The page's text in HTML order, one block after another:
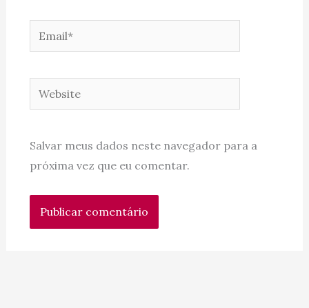
Email*
Website
Salvar meus dados neste navegador para a
próxima vez que eu comentar.